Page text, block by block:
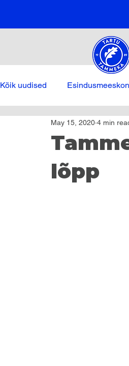
Kõik uudised
lõpp
May 15, 2020 4 min